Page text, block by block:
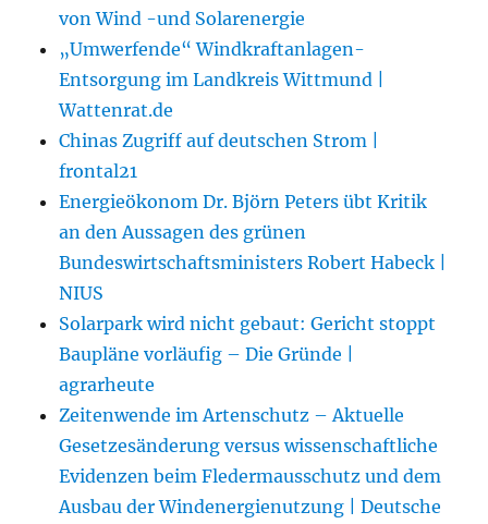
von Wind -und Solarenergie
„Umwerfende“ Windkraftanlagen-
Entsorgung im Landkreis Wittmund |
Wattenrat.de
Chinas Zugriff auf deutschen Strom |
frontal21
Energieökonom Dr. Björn Peters übt Kritik
an den Aussagen des grünen
Bundeswirtschaftsministers Robert Habeck |
NIUS
Solarpark wird nicht gebaut: Gericht stoppt
Baupläne vorläufig – Die Gründe |
agrarheute
Zeitenwende im Artenschutz – Aktuelle
Gesetzesänderung versus wissenschaftliche
Evidenzen beim Fledermausschutz und dem
Ausbau der Windenergienutzung | Deutsche